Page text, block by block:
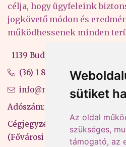
sütiket
Az oldal
szükséges,
támogató, az
célja, hogy ügyfeleink
jogkövető módon és
működhessenek minden
1139 Budapest, Váci út 99-105.
(36) 1 880 76 00
info@mprx.hu
Adószám: 13598145-2-41
Cégjegyzékszám: 01-09-
(Fővárosi Bíróság)